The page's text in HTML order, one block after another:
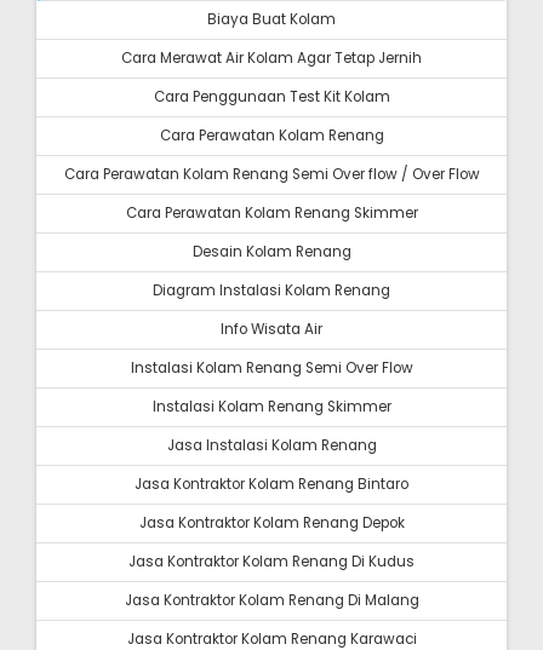
Biaya Buat Kolam
Cara Merawat Air Kolam Agar Tetap Jernih
Cara Penggunaan Test Kit Kolam
Cara Perawatan Kolam Renang
Cara Perawatan Kolam Renang Semi Over flow / Over Flow
Cara Perawatan Kolam Renang Skimmer
Desain Kolam Renang
Diagram Instalasi Kolam Renang
Info Wisata Air
Instalasi Kolam Renang Semi Over Flow
Instalasi Kolam Renang Skimmer
Jasa Instalasi Kolam Renang
Jasa Kontraktor Kolam Renang Bintaro
Jasa Kontraktor Kolam Renang Depok
Jasa Kontraktor Kolam Renang Di Kudus
Jasa Kontraktor Kolam Renang Di Malang
Jasa Kontraktor Kolam Renang Karawaci